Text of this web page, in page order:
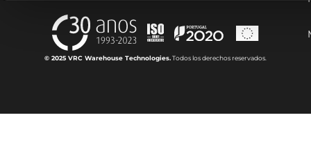
© 2025 VRC Warehouse Technologies.Todos los derechos reservados.